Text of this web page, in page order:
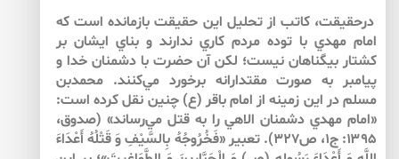
درحقيقت، كاتب از تحليل اين حقيقت بازمانده است كه
امام مهدي با توده مردم كاري ندارند و بناي ايشان بر
كشتار بيگناهان نيست؛ لكن آن حضرت با دشمنان خدا و
پيامبر به صورت مقتدارانه برخورد مي‌كنند. محمدبن
مسلم در اين زمينه از امام باقر (ع) چنين نقل كرده است:
«امام مهدي دشمنان الاهي را به قتل مي‌رساند» (صدوق،
۱۳۹۵: ج۱، ص۳۲۷). تعبير «فَخُرُوجُهُ بِالسَّيْفِ وَ قَتْلُهُ أَعْدَاءَ